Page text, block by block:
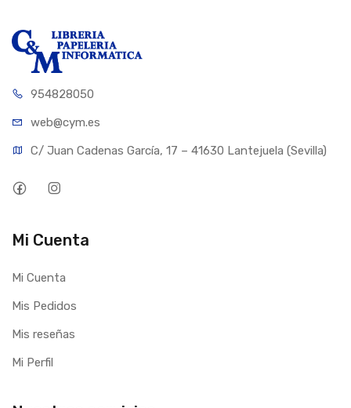
954828050
web@cym.es
C/ Juan Cadenas García, 17 – 41630 Lantejuela (Sevilla)
Mi Cuenta
Mi Cuenta
Mis Pedidos
Mis reseñas
Mi Perfil